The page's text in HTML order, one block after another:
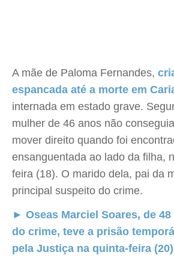
A mãe de Paloma Fernandes,
espancada até a morte em
internada em estado grave.
mulher de 46 anos não
mover direito quando foi
ensanguentada ao lado da filha,
feira (18). O marido dela, pai da
principal suspeito do crime.
► Oseas Marciel Soares, de
do crime, teve a prisão
pela Justiça na quinta-feira